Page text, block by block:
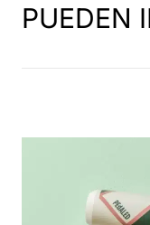
PUEDEN